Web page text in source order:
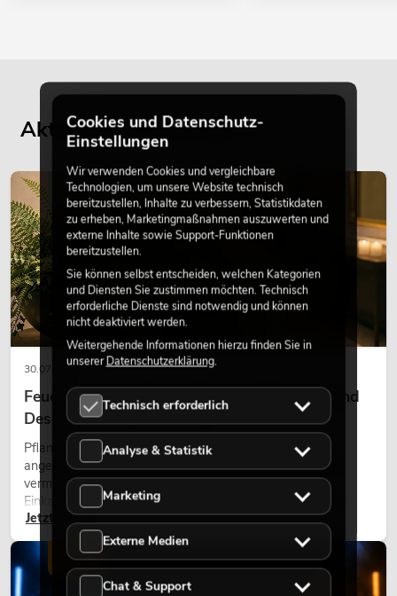
Aktuelle Blogbeiträge
30.07.2026
Feuerhemmende Kunstpflanzen: Sicherheit und
Design perfekt kombiniert
Pflanzen machen Räume lebendig. Sie schaffen eine
angenehme Atmosphäre, verbessern das Ambiente und
vermitteln Natürlichkeit. Ob in Hotels, Restaurants,
Einkaufszentren, Bürogebäuden oder auf Messeständen:
eine hochwertige Begrünung gehört heute längst zum
modernen Raumkonzept.
Jetzt lesen
DEKORATION
LICHT
Cookies und Datenschutz-
Einstellungen
Wir verwenden Cookies und vergleichbare
Technologien, um unsere Website technisch
bereitzustellen, Inhalte zu verbessern, Statistikdaten
zu erheben, Marketingmaßnahmen auszuwerten und
externe Inhalte sowie Support-Funktionen
bereitzustellen.
Sie können selbst entscheiden, welchen Kategorien
und Diensten Sie zustimmen möchten. Technisch
erforderliche Dienste sind notwendig und können
nicht deaktiviert werden.
Weitergehende Informationen hierzu finden Sie in
unsererDatenschutzerklärung.
Technisch erforderlich
Analyse & Statistik
Marketing
Externe Medien
Chat & Support